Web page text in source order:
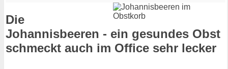
Die
Johannisbeeren - ein gesundes Obst
schmeckt auch im Office sehr lecker